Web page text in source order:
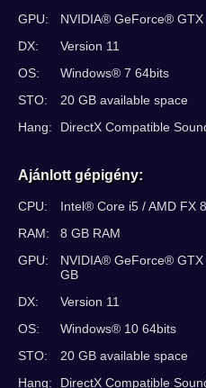
GPU:
NVIDIA® GeForce®
DX:
Version 11
OS:
Windows® 7 64bits
STO:
20 GB available space
Hang:
DirectX Compatible
Ajánlott gépigény:
CPU:
Intel® Core i5 / AMD FX
RAM:
8 GB RAM
GPU:
NVIDIA® GeForce®
GB
DX:
Version 11
OS:
Windows® 10 64bits
STO:
20 GB available space
Hang:
DirectX Compatible